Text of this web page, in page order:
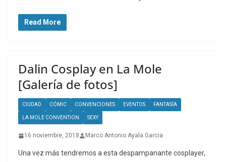
Read More
Dalin Cosplay en La Mole
[Galería de fotos]
CIUDAD CÓMIC CONVENCIONES EVENTOS FANTASÍA
LA MOLE CONVENTION SEXY
16 noviembre, 2018 Marco Antonio Ayala Garcia
Una vez más tendremos a esta despampanante cosplayer,